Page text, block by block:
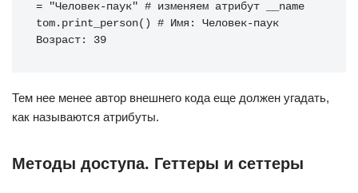
= "Человек-паук" # изменяем атрибут __name
tom.print_person() # Имя: Человек-паук
Возраст: 39
Тем нее менее автор внешнего кода еще должен угадать,
как называются атрибуты.
Методы доступа. Геттеры и сеттеры